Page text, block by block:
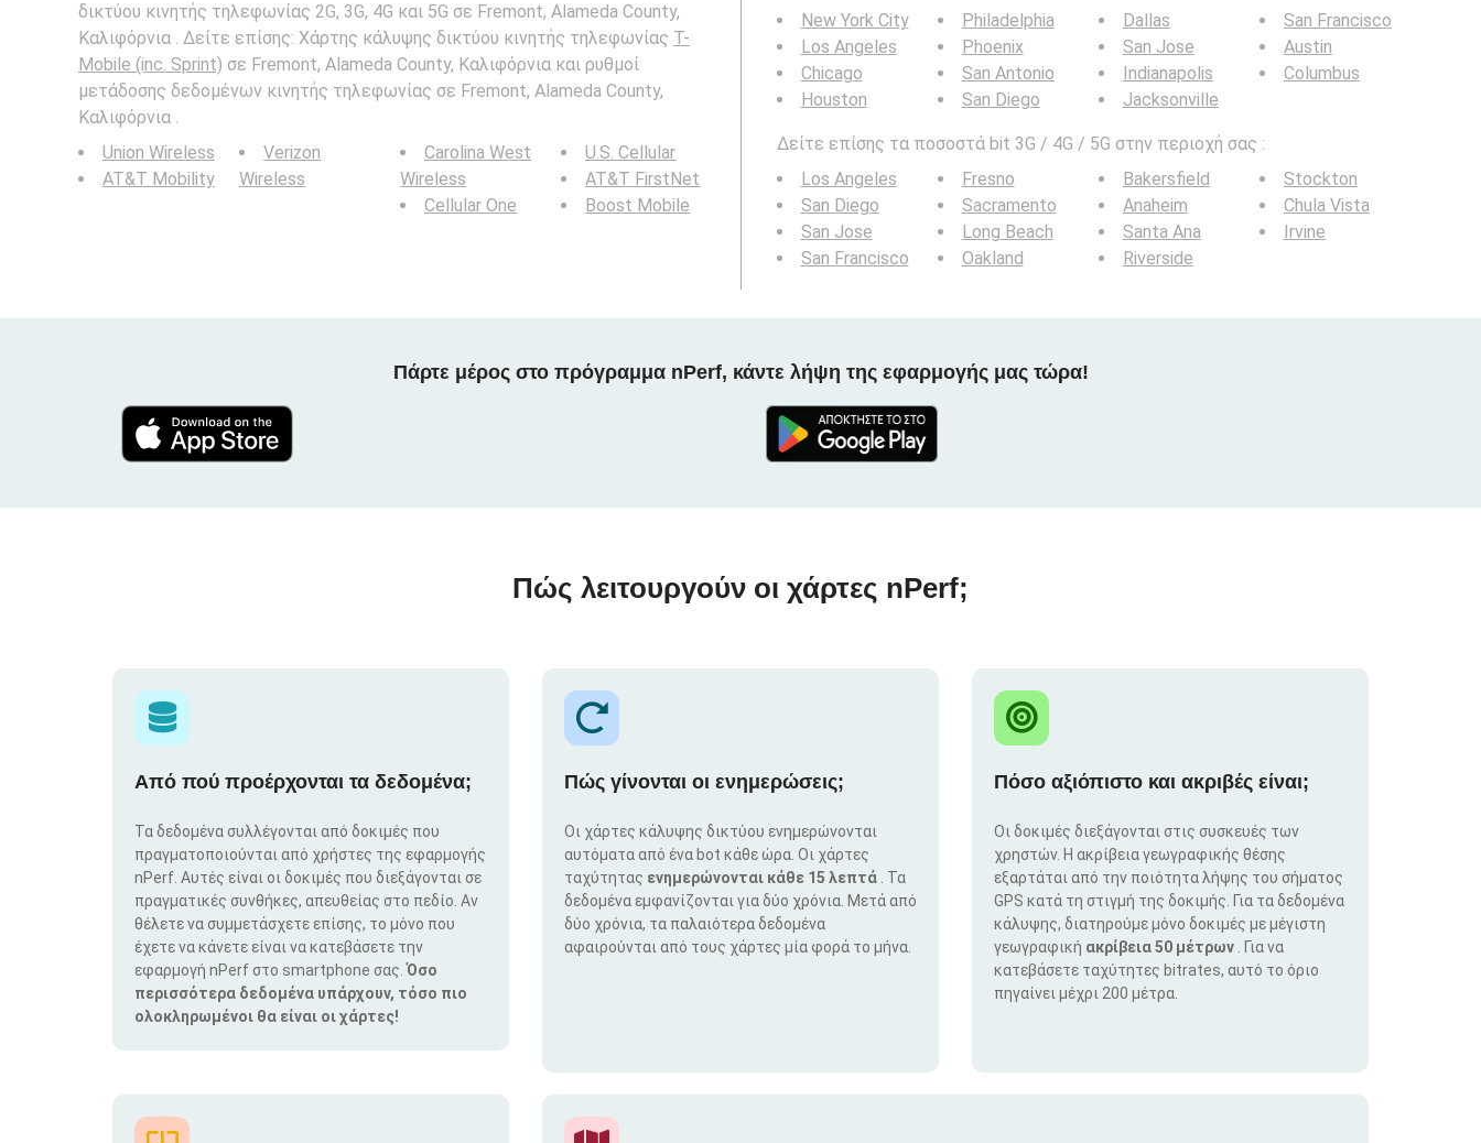
δικτύου κινητής τηλεφωνίας 2G, 3G, 4G και 5G σε Fremont, Alameda County,
Καλιφόρνια . Δείτε επίσης: Χάρτης κάλυψης δικτύου κινητής τηλεφωνίας T-
Mobile (inc. Sprint) σε Fremont, Alameda County, Καλιφόρνια και ρυθμοί
μετάδοσης δεδομένων κινητής τηλεφωνίας σε Fremont, Alameda County,
Καλιφόρνια .
Union Wireless
AT&T Mobility
Verizon
Wireless
Carolina West
Wireless
Cellular One
U.S. Cellular
AT&T FirstNet
Boost Mobile
New York City
Los Angeles
Chicago
Houston
Philadelphia
Phoenix
San Antonio
San Diego
Dallas
San Jose
Indianapolis
Jacksonville
San Francisco
Austin
Columbus
Δείτε επίσης τα ποσοστά bit 3G / 4G / 5G στην περιοχή σας :
Los Angeles
San Diego
San Jose
San Francisco
Fresno
Sacramento
Long Beach
Oakland
Bakersfield
Anaheim
Santa Ana
Riverside
Stockton
Chula Vista
Irvine
Πάρτε μέρος στο πρόγραμμα nPerf, κάντε λήψη της εφαρμογής μας τώρα!
Πώς λειτουργούν οι χάρτες nPerf;
Από πού προέρχονται τα δεδομένα;
Τα δεδομένα συλλέγονται από δοκιμές που
πραγματοποιούνται από χρήστες της εφαρμογής
nPerf. Αυτές είναι οι δοκιμές που διεξάγονται σε
πραγματικές συνθήκες, απευθείας στο πεδίο. Αν
θέλετε να συμμετάσχετε επίσης, το μόνο που
έχετε να κάνετε είναι να κατεβάσετε την
εφαρμογή nPerf στο smartphone σας.Όσο
περισσότερα δεδομένα υπάρχουν, τόσο πιο
ολοκληρωμένοι θα είναι οι χάρτες!
Πώς γίνονται οι ενημερώσεις;
Οι χάρτες κάλυψης δικτύου ενημερώνονται
αυτόματα από ένα bot κάθε ώρα. Οι χάρτες
ταχύτητας ενημερώνονται κάθε 15 λεπτά
. Τα
δεδομένα εμφανίζονται για δύο χρόνια. Μετά από
δύο χρόνια, τα παλαιότερα δεδομένα
αφαιρούνται από τους χάρτες μία φορά το μήνα.
Πόσο αξιόπιστο και ακριβές είναι;
Οι δοκιμές διεξάγονται στις συσκευές των
χρηστών. Η ακρίβεια γεωγραφικής θέσης
εξαρτάται από την ποιότητα λήψης του σήματος
GPS κατά τη στιγμή της δοκιμής. Για τα δεδομένα
κάλυψης, διατηρούμε μόνο δοκιμές με μέγιστη
γεωγραφική ακρίβεια 50 μέτρων
. Για να
κατεβάσετε ταχύτητες bitrates, αυτό το όριο
πηγαίνει μέχρι 200 μέτρα.